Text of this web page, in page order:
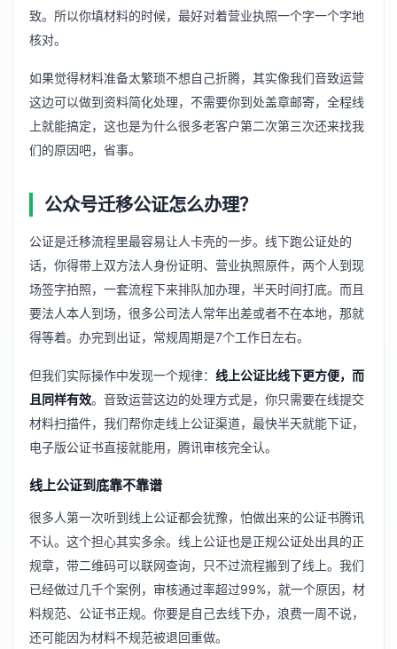
致。所以你填材料的时候，最好对着营业执照一个字一个字地
核对。
如果觉得材料准备太繁琐不想自己折腾，其实像我们音致运营
这边可以做到资料简化处理，不需要你到处盖章邮寄，全程线
上就能搞定，这也是为什么很多老客户第二次第三次还来找我
们的原因吧，省事。
公众号迁移公证怎么办理？
公证是迁移流程里最容易让人卡壳的一步。线下跑公证处的
话，你得带上双方法人身份证明、营业执照原件，两个人到现
场签字拍照，一套流程下来排队加办理，半天时间打底。而且
要法人本人到场，很多公司法人常年出差或者不在本地，那就
得等着。办完到出证，常规周期是7个工作日左右。
但我们实际操作中发现一个规律： 线上公证比线下更方便，而
且同样有效。音致运营这边的处理方式是，你只需要在线提交
材料扫描件，我们帮你走线上公证渠道，最快半天就能下证，
电子版公证书直接就能用，腾讯审核完全认。
线上公证到底靠不靠谱
很多人第一次听到线上公证都会犹豫，怕做出来的公证书腾讯
不认。这个担心其实多余。线上公证也是正规公证处出具的正
规章，带二维码可以联网查询，只不过流程搬到了线上。我们
已经做过几千个案例，审核通过率超过99%，就一个原因，材
料规范、公证书正规。你要是自己去线下办，浪费一周不说，
还可能因为材料不规范被退回重做。